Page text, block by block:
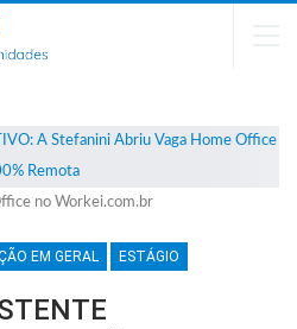
no Workei.com.br
EM GERAL ESTÁGIO